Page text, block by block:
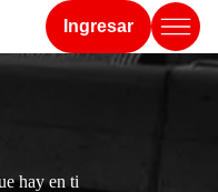
Ingresar
hay en ti